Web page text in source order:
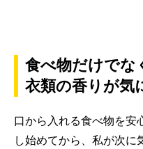
食べ物だけでな
衣類の香りが気
口から入れる食べ物を安
し始めてから、私が次に